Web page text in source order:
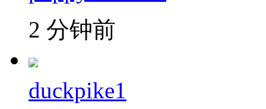
2 分钟前
duckpike1